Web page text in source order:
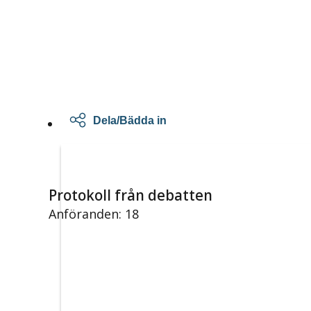
Dela/Bädda in
Protokoll från debatten
Anföranden: 18